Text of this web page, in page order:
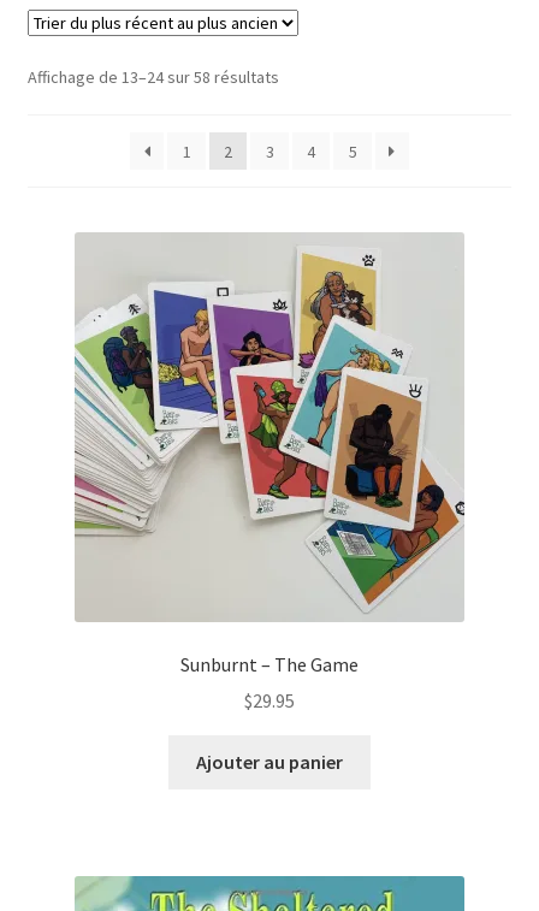
Affichage de 13–24 sur 58 résultatsTrié
récent
ancien
1 2 3 4 5
Sunburnt – The Game
$29.95
Ajouter au panier